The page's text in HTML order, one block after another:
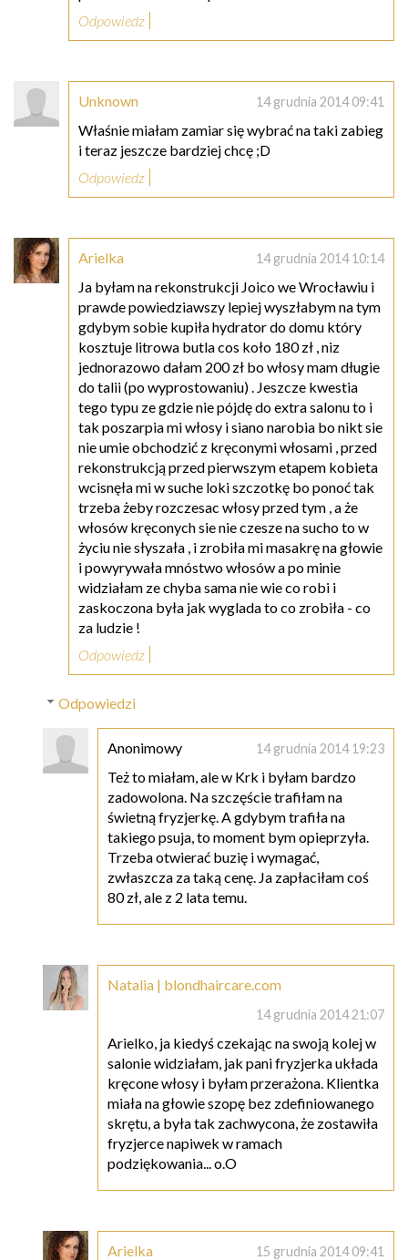
Odpowiedz
Unknown 14 grudnia 2014 09:41
Właśnie miałam zamiar się wybrać na taki zabieg
i teraz jeszcze bardziej chcę ;D
Odpowiedz
Arielka 14 grudnia 2014 10:14
Ja byłam na rekonstrukcji Joico we Wrocławiu i
prawde powiedziawszy lepiej wyszłabym na tym
gdybym sobie kupiła hydrator do domu który
kosztuje litrowa butla cos koło 180 zł , niz
jednorazowo dałam 200 zł bo włosy mam długie
do talii (po wyprostowaniu) . Jeszcze kwestia
tego typu ze gdzie nie pójdę do extra salonu to i
tak poszarpia mi włosy i siano narobia bo nikt sie
nie umie obchodzić z kręconymi włosami , przed
rekonstrukcją przed pierwszym etapem kobieta
wcisnęła mi w suche loki szczotkę bo ponoć tak
trzeba żeby rozczesac włosy przed tym , a że
włosów kręconych sie nie czesze na sucho to w
życiu nie słyszała , i zrobiła mi masakrę na głowie
i powyrywała mnóstwo włosów a po minie
widziałam ze chyba sama nie wie co robi i
zaskoczona była jak wyglada to co zrobiła - co
za ludzie !
Odpowiedz
Odpowiedzi
Anonimowy 14 grudnia 2014 19:23
Też to miałam, ale w Krk i byłam bardzo
zadowolona. Na szczęście trafiłam na
świetną fryzjerkę. A gdybym trafiła na
takiego psuja, to moment bym opieprzyła.
Trzeba otwierać buzię i wymagać,
zwłaszcza za taką cenę. Ja zapłaciłam coś
80 zł, ale z 2 lata temu.
Natalia | blondhaircare.com
14 grudnia 2014 21:07
Arielko, ja kiedyś czekając na swoją kolej w
salonie widziałam, jak pani fryzjerka układa
kręcone włosy i byłam przerażona. Klientka
miała na głowie szopę bez zdefiniowanego
skrętu, a była tak zachwycona, że zostawiła
fryzjerce napiwek w ramach
podziękowania... o.O
Arielka 15 grudnia 2014 09:41